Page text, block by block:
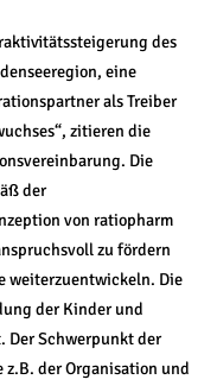
des
eine
als Treiber
zitieren die
Die
der
von ratiopharm
zu fördern
weiterzuentwickeln. Die
der Kinder und
Der Schwerpunkt der
der Organisation und